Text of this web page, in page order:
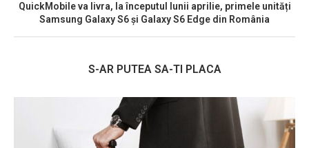
QuickMobile va livra, la începutul lunii aprilie, primele unități
Samsung Galaxy S6 și Galaxy S6 Edge din România
S-AR PUTEA SA-TI PLACA